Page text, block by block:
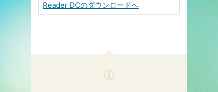
Reader DCのダウンロードへ